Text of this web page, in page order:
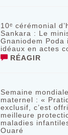
10ᵉ cérémonial
Sankara : Le
Gnaniodem
idéaux en actes
RÉAGIR
Semaine
maternel : «
exclusif, c’est
meilleure
maladies
Ouaré